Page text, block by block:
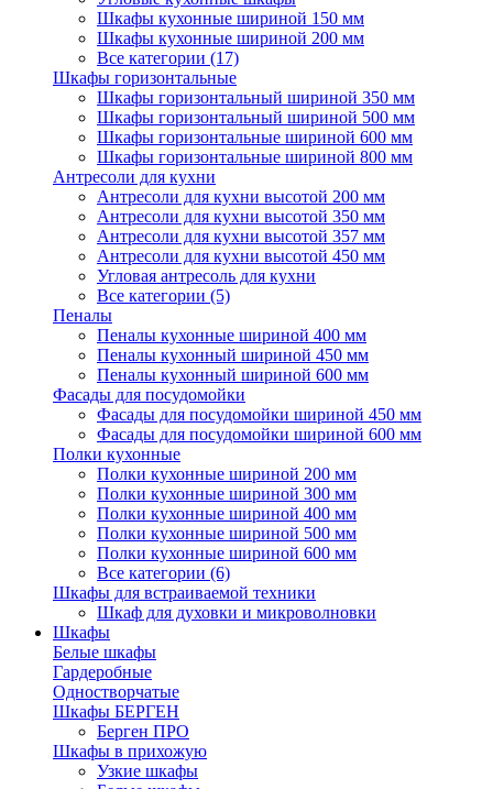
Шкафы кухонные шириной 150 мм
Шкафы кухонные шириной 200 мм
Все категории (17)
Шкафы горизонтальные
Шкафы горизонтальный шириной 350 мм
Шкафы горизонтальный шириной 500 мм
Шкафы горизонтальные шириной 600 мм
Шкафы горизонтальные шириной 800 мм
Антресоли для кухни
Антресоли для кухни высотой 200 мм
Антресоли для кухни высотой 350 мм
Антресоли для кухни высотой 357 мм
Антресоли для кухни высотой 450 мм
Угловая антресоль для кухни
Все категории (5)
Пеналы
Пеналы кухонные шириной 400 мм
Пеналы кухонный шириной 450 мм
Пеналы кухонный шириной 600 мм
Фасады для посудомойки
Фасады для посудомойки шириной 450 мм
Фасады для посудомойки шириной 600 мм
Полки кухонные
Полки кухонные шириной 200 мм
Полки кухонные шириной 300 мм
Полки кухонные шириной 400 мм
Полки кухонные шириной 500 мм
Полки кухонные шириной 600 мм
Все категории (6)
Шкафы для встраиваемой техники
Шкаф для духовки и микроволновки
Шкафы
Белые шкафы
Гардеробные
Одностворчатые
Шкафы БЕРГЕН
Берген ПРО
Шкафы в прихожую
Узкие шкафы